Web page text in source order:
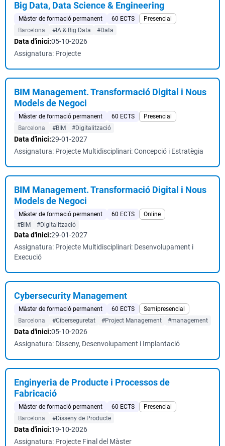
Big Data, Data Science & Engineering
Màster de formació permanent 60 ECTS
Presencial
Barcelona
#IA & Big Data #Data
Data d'inici:05-10-2026
Assignatura: Projecte
BIM Management. Transformació Digital i Nous
Models de Negoci
Màster de formació permanent 60 ECTS
Presencial
Barcelona
#BIM #Digitalització
Data d'inici:29-01-2027
Assignatura: Projecte Multidisciplinari: Concepció i Estratègia
BIM Management. Transformació Digital i Nous
Models de Negoci
Màster de formació permanent 60 ECTS
Online
#BIM
#Digitalització
Data d'inici:29-01-2027
Assignatura: Projecte Multidisciplinari: Desenvolupament i
Execució
Cybersecurity Management
Màster de formació permanent 60 ECTS
Semipresencial
Barcelona
#Ciberseguretat #Project Management #management
Data d'inici:05-10-2026
Assignatura: Disseny, Desenvolupament i Implantació
Enginyeria de Producte i Processos de
Fabricació
Màster de formació permanent 60 ECTS
Presencial
Barcelona
#Disseny de Producte
Data d'inici:19-10-2026
Assignatura: Projecte Final del Màster